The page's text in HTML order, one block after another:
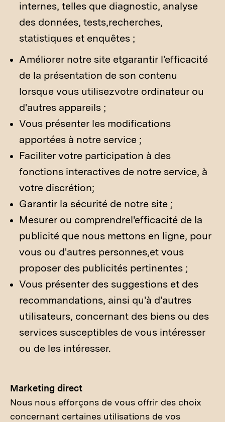
internes, telles que diagnostic, analyse
des données, tests,recherches,
statistiques et enquêtes ;
Améliorer notre site etgarantir l'efficacité
de la présentation de son contenu
lorsque vous utilisezvotre ordinateur ou
d'autres appareils ;
Vous présenter les modifications
apportées à notre service ;
Faciliter votre participation à des
fonctions interactives de notre service, à
votre discrétion;
Garantir la sécurité de notre site ;
Mesurer ou comprendrel'efficacité de la
publicité que nous mettons en ligne, pour
vous ou d'autres personnes,et vous
proposer des publicités pertinentes ;
Vous présenter des suggestions et des
recommandations, ainsi qu'à d'autres
utilisateurs, concernant des biens ou des
services susceptibles de vous intéresser
ou de les intéresser.
Marketing direct
Nous nous efforçons de vous offrir des choix
concernant certaines utilisations de vos